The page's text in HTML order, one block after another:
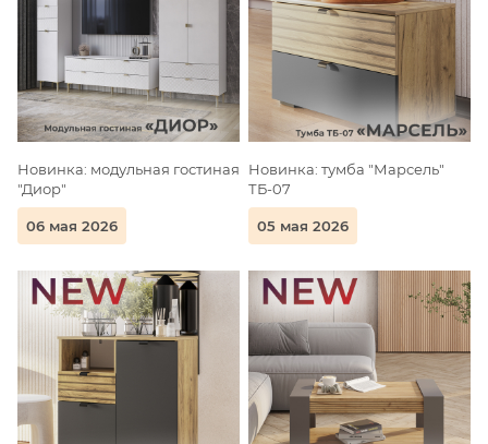
Новинка: модульная гостиная
"Диор"
06 мая 2026
Новинка: тумба "Марсель"
ТБ-07
05 мая 2026